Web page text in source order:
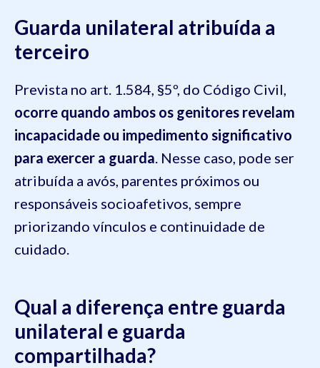
Guarda unilateral atribuída a
terceiro
Prevista no art. 1.584, §5º, do Código Civil,
ocorre quando ambos os genitores revelam
incapacidade ou impedimento significativo
para exercer a guarda . Nesse caso, pode ser
atribuída a avós, parentes próximos ou
responsáveis socioafetivos, sempre
priorizando vínculos e continuidade de
cuidado.
Qual a diferença entre guarda
unilateral e guarda
compartilhada?